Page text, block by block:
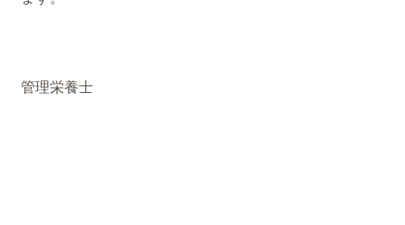
管理栄養士